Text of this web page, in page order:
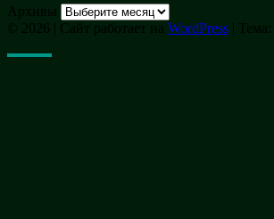
Архивы
© 2026
Сайт работает на WordPress Тема: